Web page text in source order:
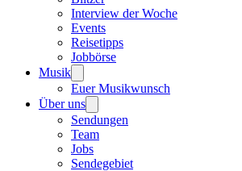
Interview der Woche
Events
Reisetipps
Jobbörse
Musik
Euer Musikwunsch
Über uns
Sendungen
Team
Jobs
Sendegebiet